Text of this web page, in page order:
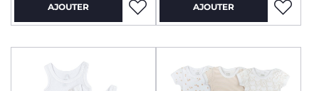
AJOUTER AJOUTER